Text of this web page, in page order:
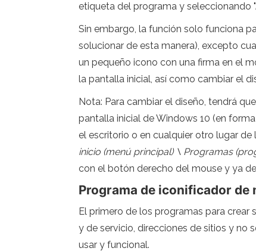
etiqueta del programa y seleccionando
Sin embargo, la función solo funciona
solucionar de esta manera), excepto
un pequeño icono con una firma en el
la pantalla inicial, así como cambiar el
Nota: Para cambiar el diseño, tendrá
pantalla inicial de Windows 10 (en
el escritorio o en cualquier otro lugar
inicio (menú principal) \ Programas
con el botón derecho del mouse y ya
Programa de iconificador de
El primero de los programas para
y de servicio, direcciones de sitios y no
usar y funcional.